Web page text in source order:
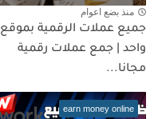
منذ بضع اعوام
جميع عملات الرقمية بموقع
واحد | جمع عملات رقمية
مجانا...
earn money online